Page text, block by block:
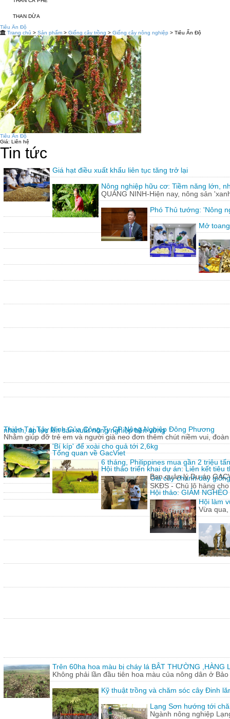
THAN DỪA
Tiêu Ấn Độ
Trang chủ > Sản phẩm > Giống cây trồng > Giống cây nông nghiệp > Tiêu Ấn Độ
Tiêu Ấn Độ
Giá: Liên hệ
Tin tức
Giá hạt điều xuất khẩu liên tục tăng trở lại
Nông nghiệp hữu cơ: Tiềm năng lớn,
QUẢNG NINH-Hiện nay, nông sản
Phó Thủ tướng: 'Nông
Mở
nhanh, áp lực lên sản xuất nông nghiệp bền vững
'Bí kíp' để xoài cho quả tới 2,6kg
6 tháng, Philippines mua gần 2 triệu
Giả cây chanh dây
SKĐS - Chủ lô hàng
Hội làm
Vừa qua,
Trên 60ha hoa màu bị cháy lá BÂT THƯỜNG
Không phải lần đầu tiên hoa màu của nông dân ở
Kỹ thuật trồng và chăm sóc cây Đinh
Lạng Sơn hướng tới
Ngành nông nghiệp
Thiện Tại Tây Ninh Của Công Ty CP Nông Nghiệp Đông Phương
Nhằm giúp đỡ trẻ em và người già neo đơn thêm chút niềm vui,
Tổng quan về GacViet
Hội thảo triển khai dự án: Liên kết tiêu
Ban quản lý Dự án
Hội thảo: GIẢM